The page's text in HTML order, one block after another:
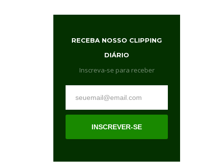
RECEBA NOSSO CLIPPING
DIÁRIO
Inscreva-se para receber
INSCREVER-SE